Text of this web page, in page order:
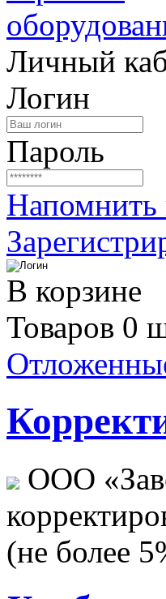
Личный
Логин
Пароль
Напомнить
В корзине
Товаров 0
ООО
(не более